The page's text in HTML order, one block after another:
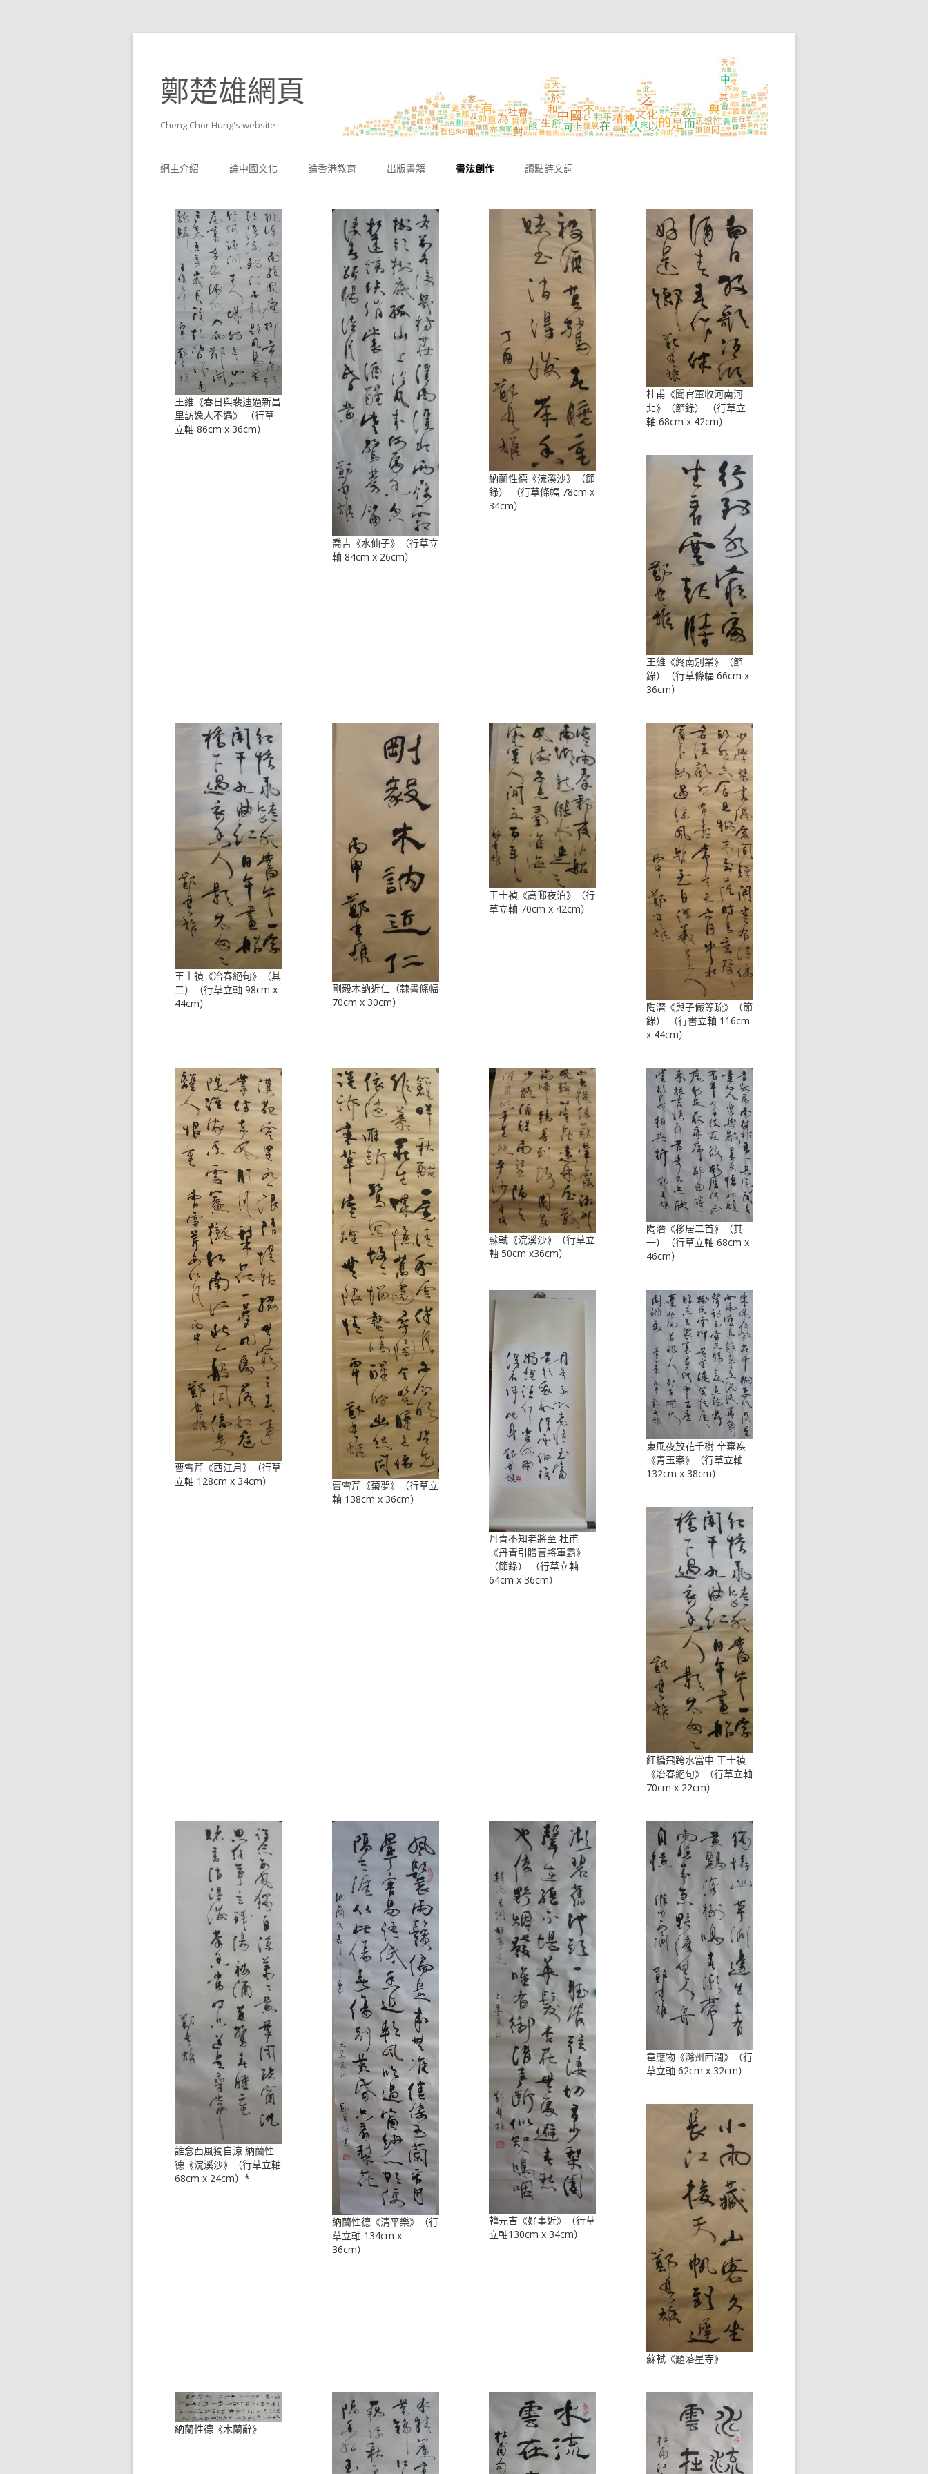
鄭楚雄網頁
Cheng Chor Hung's website
網主介紹
論中國文化 論香港教育 出版書籍 書法創作 讀點詩文詞
王維《春日與裴迪過新昌
里訪逸人不遇》 （行草
立軸 86cm x 36cm）
喬吉《水仙子》（行草立
軸 84cm x 26cm）
納蘭性德《浣溪沙》（節
錄） （行草條幅 78cm x
34cm）
杜甫《聞官軍收河南河
北》（節錄） （行草立
軸 68cm x 42cm）
王維《終南別業》（節
錄）（行草條幅 66cm x
36cm）
王士禎《冶春絕句》（其
二）（行草立軸 98cm x
44cm）
剛毅木訥近仁（隸書條幅
70cm x 30cm）
王士禎《高郵夜泊》（行
草立軸 70cm x 42cm）
陶潛《與子儼等疏》（節
錄） （行書立軸 116cm
x 44cm）
曹雪芹《西江月》（行草
立軸 128cm x 34cm）
曹雪芹《菊夢》（行草立
軸 138cm x 36cm）
蘇軾《浣溪沙》（行草立
軸 50cm x36cm）
陶潛《移居二首》（其
一）（行草立軸 68cm x
46cm）
丹青不知老將至 杜甫
《丹青引贈曹將軍霸》
（節錄） （行草立軸
64cm x 36cm）
東風夜放花千樹 辛棄疾
《青玉案》（行草立軸
132cm x 38cm）
紅橋飛跨水當中 王士禎
《冶春絕句》（行草立軸
70cm x 22cm）
誰念西風獨自涼 納蘭性
德《浣溪沙》（行草立軸
68cm x 24cm）*
納蘭性德《清平樂》（行
草立軸 134cm x
36cm）
韓元吉《好事近》（行草
立軸130cm x 34cm）
韋應物《滁州西澗》（行
草立軸 62cm x 32cm）
蘇軾《題落星寺》
納蘭性德《木蘭辭》